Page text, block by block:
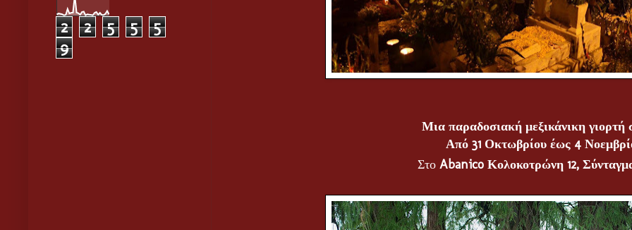
Μια παραδοσιακή μεξικάνικη γιορτή
Από 31 Οκτωβρίου έως 4
Στο Abanico Κολοκοτρώνη 12,
2 2 5 5
5
9